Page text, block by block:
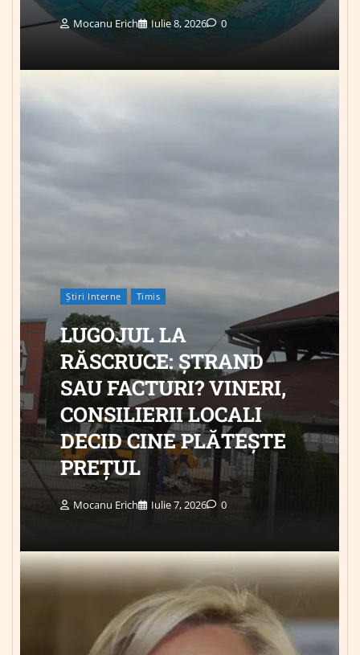
Mocanu Erich Iulie 8, 2026 0
Știri Interne Timis
LUGOJUL LA
RĂSCRUCE: ȘTRAND
SAU FACTURI? VINERI,
CONSILIERII LOCALI
DECID CINE PLĂTEȘTE
PREȚUL
Mocanu Erich Iulie 7, 2026 0